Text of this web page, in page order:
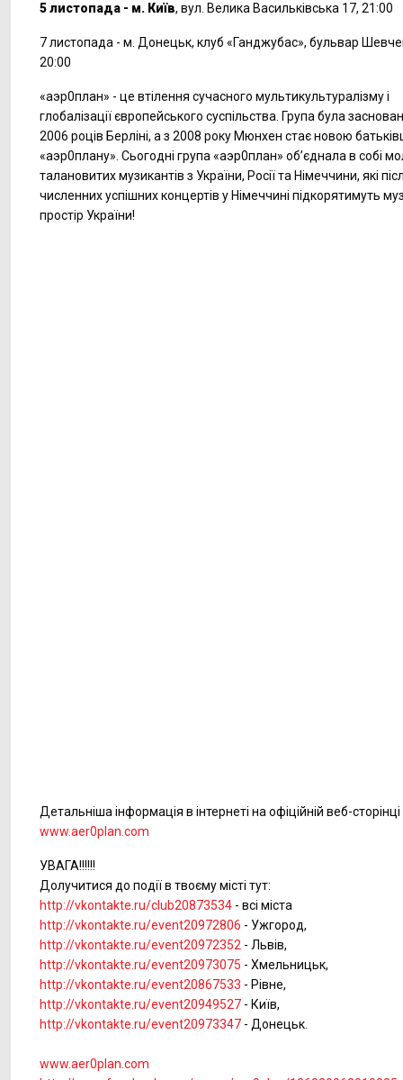
5 листопада - м. Київ, вул. Велика Васильківська 17, 21:00
7 листопада - м. Донецьк, клуб «Ганджубас», бульвар
20:00
«аэр0план» - це втілення сучасного мультикультуралізму і
глобалізації європейського суспільства. Група була
2006 роців Берліні, а з 2008 року Мюнхен стає новою
«аэр0плану». Сьогодні група «аэр0план» об’єднала в собі
талановитих музикантів з України, Росії та Німеччини, які
численних успішних концертів у Німеччині підкорятимуть
простір України!
Детальніша інформація в інтернеті на офіційній веб-
www.aer0plan.com
УВАГА!!!!!!
Долучитися до події в твоєму місті тут:
http://vkontakte.ru/club20873534 - всі міста
http://vkontakte.ru/event20972806 - Ужгород,
http://vkontakte.ru/event20972352 - Львів,
http://vkontakte.ru/event20973075 - Хмельницьк,
http://vkontakte.ru/event20867533 - Рівне,
http://vkontakte.ru/event20949527 - Київ,
http://vkontakte.ru/event20973347 - Донецьк.
www.aer0plan.com